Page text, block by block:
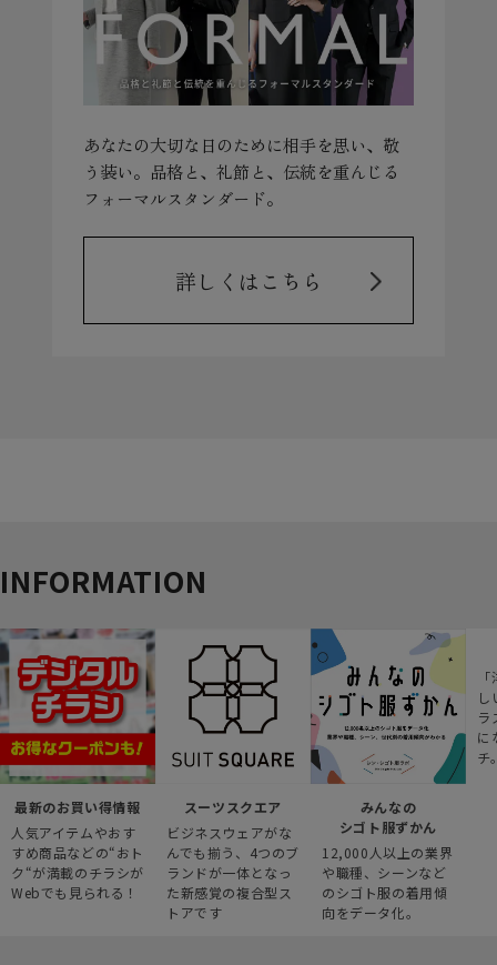
あなたの大切な日のために相手を思い、敬
う装い。品格と、礼節と、伝統を重んじる
フォーマルスタンダード。
詳しくはこちら
INFORMATION
最新のお買い得情報
人気アイテムやおす
すめ商品などの“おト
ク“が満載のチラシが
Webでも見られる！
スーツスクエア
ビジネスウェアがな
んでも揃う、4つのブ
ランドが一体となっ
た新感覚の複合型ス
トアです
みんなの
シゴト服ずかん
12,000人以上の業界
や職種、シーンなど
のシゴト服の着用傾
向をデータ化。
し
ラ
に
チ